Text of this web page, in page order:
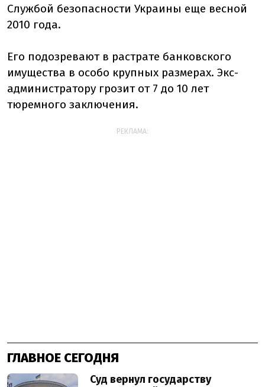
Службой безопасности Украины еще весной
2010 года.
Его подозревают в растрате банковского
имущества в особо крупных размерах. Экс-
администратору грозит от 7 до 10 лет
тюремного заключения.
РЕКЛАМА:
ГЛАВНОЕ СЕГОДНЯ
Суд вернул государству